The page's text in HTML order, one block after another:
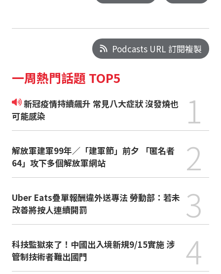
Podcasts URL 訂閱複製
一周熱門話題 TOP5
新冠疫情持續飆升 常見八大症狀 沒發燒也
可能感染
1
解放軍建軍99年／「建軍節」前夕 「匿名者
64」攻下多個解放軍網站
2
Uber Eats疊單報酬違外送專法 勞動部：若未
改善將按人連續開罰
3
科技監獄來了！中國出入境新規9/15實施 涉
管制技術者難出國門
4